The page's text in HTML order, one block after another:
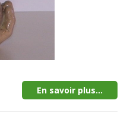
En savoir plus...